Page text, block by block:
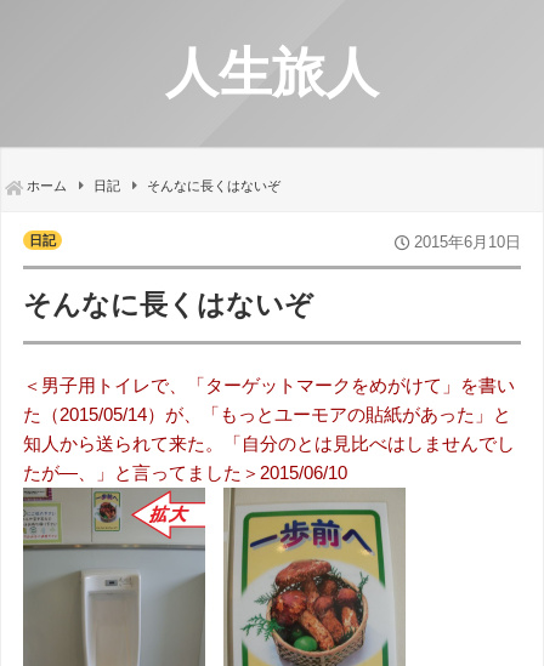
人生旅人
ホーム 日記 そんなに長くはないぞ
日記 2015年6月10日
そんなに長くはないぞ
＜男子用トイレで、「ターゲットマークをめがけて」を書い
た（2015/05/14）が、「もっとユーモアの貼紙があった」と
知人から送られて来た。「自分のとは見比べはしませんでし
たが—、」と言ってました＞2015/06/10